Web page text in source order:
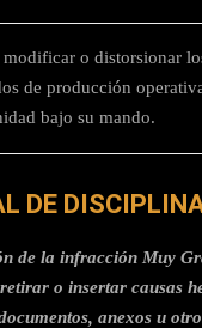
modificar o distorsionar
de producción
bajo su mando.
DE
de la infracción Muy
o insertar causas
anexos u